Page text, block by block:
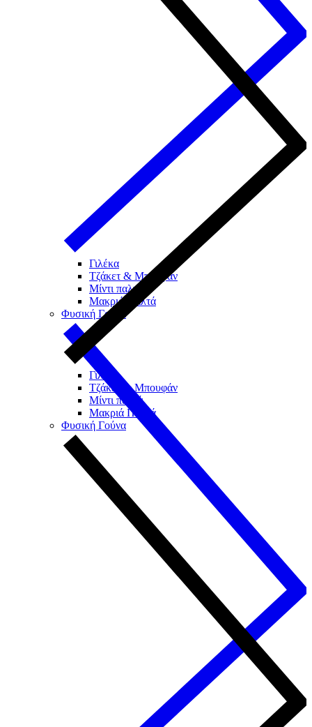
Γιλέκα
Τζάκετ & Μπουφάν
Μίντι παλτά
Μακριά Παλτά
Φυσική Γούνα
Γιλέκα
Τζάκετ & Μπουφάν
Μίντι παλτά
Μακριά Παλτά
Φυσική Γούνα